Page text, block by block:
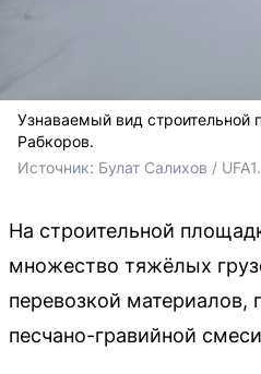
Узнаваемый вид строительной
Рабкоров.
Источник: Булат Салихов /
На строительной
множество тяжёлых
перевозкой материалов,
песчано-гравийной